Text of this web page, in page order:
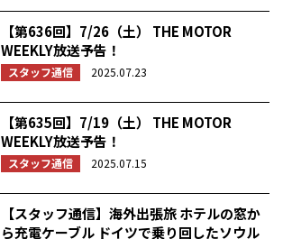
【第636回】7/26（土） THE MOTOR
WEEKLY放送予告！
スタッフ通信 2025.07.23
【第635回】7/19（土） THE MOTOR
WEEKLY放送予告！
スタッフ通信 2025.07.15
【スタッフ通信】海外出張旅 ホテルの窓か
ら充電ケーブル ドイツで乗り回したソウル